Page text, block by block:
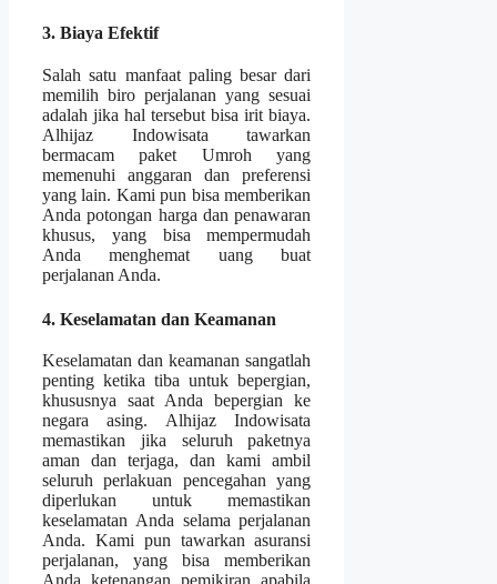
3. Biaya Efektif
Salah satu manfaat paling besar dari
memilih biro perjalanan yang sesuai
adalah jika hal tersebut bisa irit biaya.
Alhijaz Indowisata tawarkan
bermacam paket Umroh yang
memenuhi anggaran dan preferensi
yang lain. Kami pun bisa memberikan
Anda potongan harga dan penawaran
khusus, yang bisa mempermudah
Anda menghemat uang buat
perjalanan Anda.
4. Keselamatan dan Keamanan
Keselamatan dan keamanan sangatlah
penting ketika tiba untuk bepergian,
khususnya saat Anda bepergian ke
negara asing. Alhijaz Indowisata
memastikan jika seluruh paketnya
aman dan terjaga, dan kami ambil
seluruh perlakuan pencegahan yang
diperlukan untuk memastikan
keselamatan Anda selama perjalanan
Anda. Kami pun tawarkan asuransi
perjalanan, yang bisa memberikan